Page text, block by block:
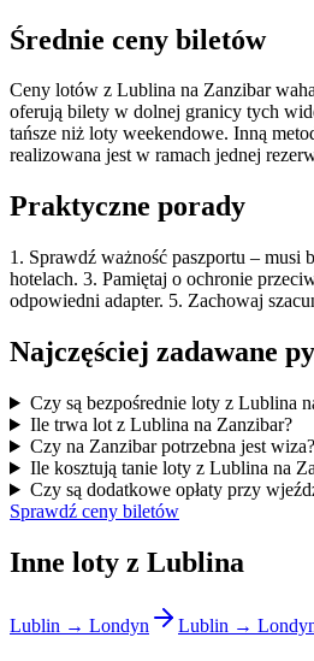
Średnie ceny biletów
Ceny lotów z Lublina na Zanzibar
oferują bilety w dolnej granicy tych
tańsze niż loty weekendowe. Inną
realizowana jest w ramach jednej
Praktyczne porady
1. Sprawdź ważność paszportu – musi
hotelach. 3. Pamiętaj o ochronie
odpowiedni adapter. 5. Zachowaj
Najczęściej zadawane
Czy są bezpośrednie loty z Lublina
Ile trwa lot z Lublina na Zanzibar?
Czy na Zanzibar potrzebna jest wiza?
Ile kosztują tanie loty z Lublina na
Czy są dodatkowe opłaty przy
Sprawdź ceny biletów
Inne loty z Lublina
Lublin → Londyn Lublin →